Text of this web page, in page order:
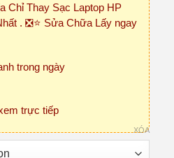
₫150,000
đến
Chỉ Thay Sạc Laptop HP
. ❎⭐ Sửa Chữa Lấy ngay
trong ngày
trực tiếp
XÓA